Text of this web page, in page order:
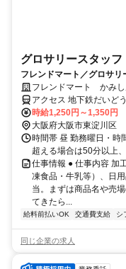
グロサリースタッフ
フレンドマート／グロサ
すいお仕事です。
フレンドマート かみし
アクセス 地下鉄だいど
時給1,250円～1,350円
大阪府大阪市東淀川区
時間帯 昼 勤務曜日・
超える場合は50分以上
仕事情報 ● 仕事内容 加
凍食品・牛乳等）、日
当。まずは商品名や売
てきたら...
給料前払いOK 交通費支給 シ
同じ企業の求人